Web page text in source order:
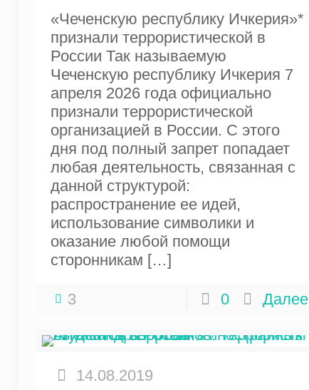
«Чеченскую республику Ичкерия»*
признали террористической в
России Так называемую
Чеченскую республику Ичкерия 7
апреля 2026 года официально
признали террористической
организацией в России. С этого
дня под полный запрет попадает
любая деятельность, связанная с
данной структурой:
распространение ее идей,
использование символики и
оказание любой помощи
сторонникам […]
3 0 Далее
14.08.2019